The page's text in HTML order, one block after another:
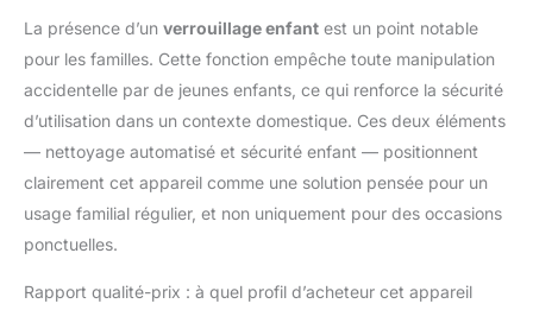
La présence d’un verrouillage enfant est un point notable
pour les familles. Cette fonction empêche toute manipulation
accidentelle par de jeunes enfants, ce qui renforce la sécurité
d’utilisation dans un contexte domestique. Ces deux éléments
— nettoyage automatisé et sécurité enfant — positionnent
clairement cet appareil comme une solution pensée pour un
usage familial régulier, et non uniquement pour des occasions
ponctuelles.
Rapport qualité-prix : à quel profil d’acheteur cet appareil